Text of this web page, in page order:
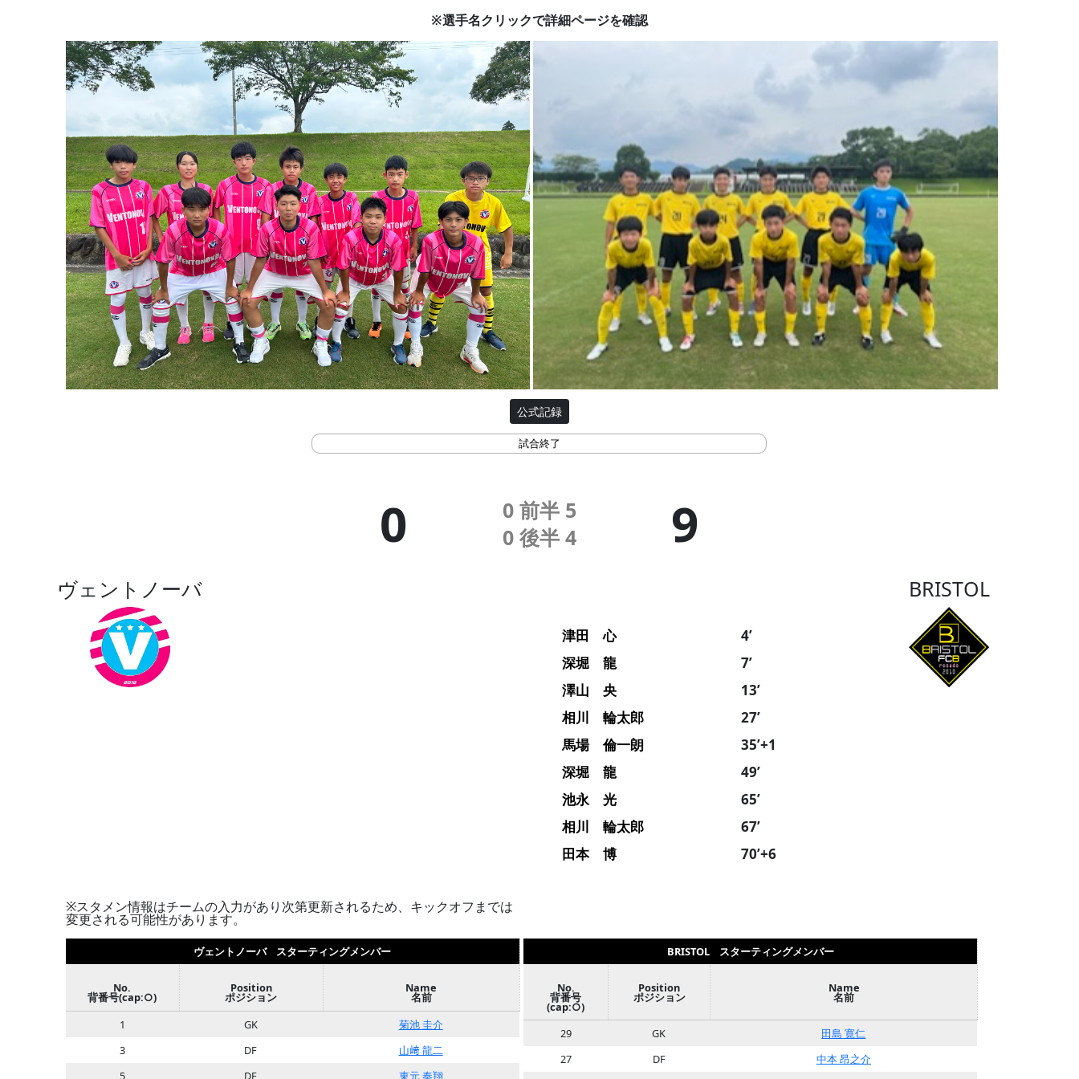
※選手名クリックで詳細ページを確認
ヴェントノーバ
公式記録
試合終了
0 0 前半5
0 後半4 9
津田 心
4’
深堀 龍
7’
澤山 央
13’
相川 輪太郎
27’
馬場 倫一朗
35’+1
深堀 龍
49’
池永 光
65’
相川 輪太郎
67’
田本 博
70’+6
BRISTOL
※スタメン情報はチームの入力があり次第更新されるため、キックオフまでは
変更される可能性があります。
ヴェントノーバ スターティングメンバー
No.
背番号(cap:○)
Position
ポジション
Name
名前
1
GK
菊池 圭介
3
DF
山﨑 龍二
5
DF 東元 奏翔
BRISTOL スターティングメンバー
No.
背番号
(cap:○)
Position
ポジション
Name
名前
29 GK
田島 寛仁
27
DF
中本 昂之介